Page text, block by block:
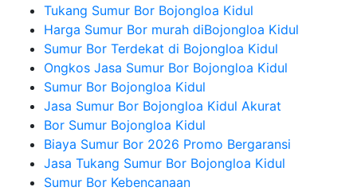
Tukang Sumur Bor Bojongloa Kidul
Harga Sumur Bor murah diBojongloa Kidul
Sumur Bor Terdekat di Bojongloa Kidul
Ongkos Jasa Sumur Bor Bojongloa Kidul
Sumur Bor Bojongloa Kidul
Jasa Sumur Bor Bojongloa Kidul Akurat
Bor Sumur Bojongloa Kidul
Biaya Sumur Bor 2026 Promo Bergaransi
Jasa Tukang Sumur Bor Bojongloa Kidul
Sumur Bor Kebencanaan